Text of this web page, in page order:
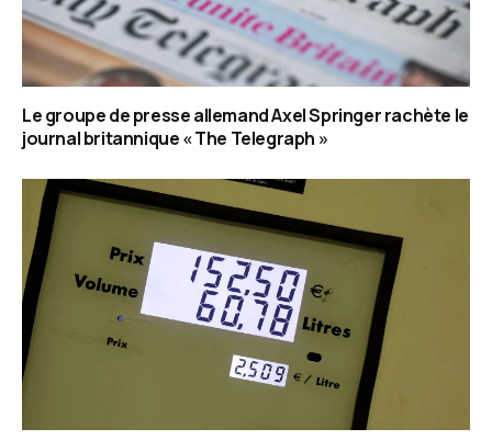
Le groupe de presse allemand Axel Springer rachète le
journal britannique « The Telegraph »